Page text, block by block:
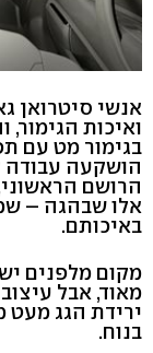
אנשי סיטרואן
ואיכות הגימור,
בגימור מט עם
הושקעה עבודה
הרושם
באיכותם.
מקום מלפנים
מאוד, אבל
ירידת הגג מעט
בנוח.